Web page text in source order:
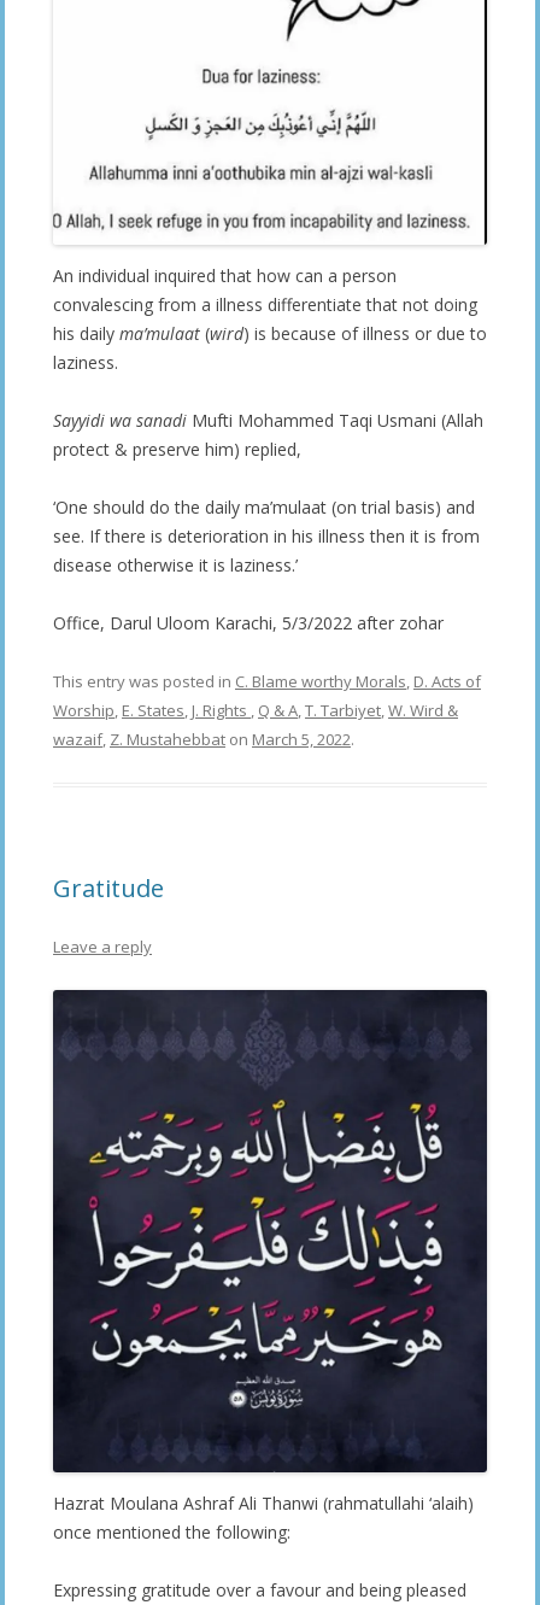
An individual inquired that how can a person
convalescing from a illness differentiate that not doing
his daily ma’mulaat (wird) is because of illness or due to
laziness.
Sayyidi wa sanadi Mufti Mohammed Taqi Usmani (Allah
protect & preserve him) replied,
‘One should do the daily ma’mulaat (on trial basis) and
see. If there is deterioration in his illness then it is from
disease otherwise it is laziness.’
Office, Darul Uloom Karachi, 5/3/2022 after zohar
This entry was posted in C. Blame worthy Morals, D. Acts of
Worship, E. States, J. Rights , Q & A,T. Tarbiyet,W. Wird &
wazaif, Z. Mustahebbat on March 5, 2022.
Gratitude
Leave a reply
Hazrat Moulana Ashraf Ali Thanwi (rahmatullahi ‘alaih)
once mentioned the following:
Expressing gratitude over a favour and being pleased